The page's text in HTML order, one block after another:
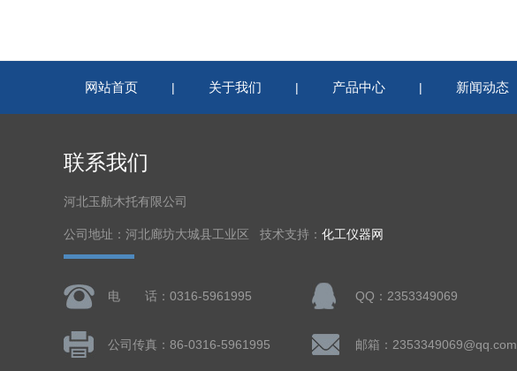
网站首页 | 关于我们 | 产品中心 | 新闻动态
联系我们
河北玉航木托有限公司
公司地址：河北廊坊大城县工业区 技术支持： 化工仪器网
电 话：0316-5961995 QQ：2353349069
公司传真：86-0316-5961995 邮箱：2353349069@qq.com